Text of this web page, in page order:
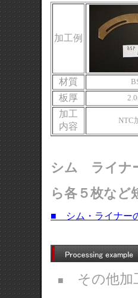
加工例
材質
板厚
加工
内容
NTC
シム ライナ
ら各５枚など
■ シム・ライナー
■ その他加